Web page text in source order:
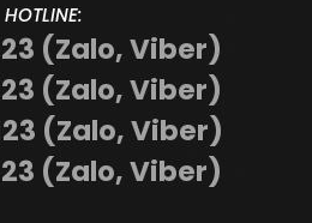
HOTLINE:
(Zalo, Viber)
(Zalo, Viber)
(Zalo, Viber)
(Zalo, Viber)